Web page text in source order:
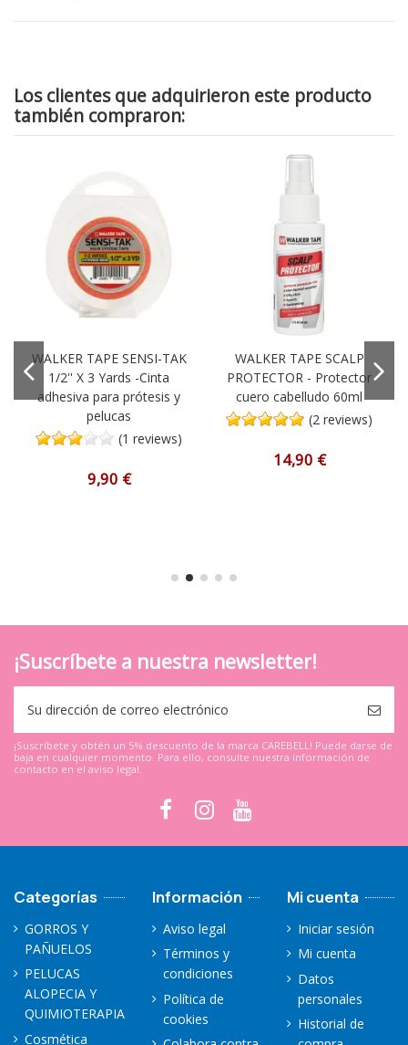
Los clientes que adquirieron este producto
también compraron:
WALKER TAPE SENSI-TAK
1/2'' X 3 Yards -Cinta
adhesiva para prótesis y
pelucas
(1 reviews)
9,90 €
WALKER TAPE SCALP
PROTECTOR - Protector
cuero cabelludo 60ml
(2 reviews)
14,90 €
¡Suscríbete a nuestra newsletter!
¡Suscríbete y obtén un 5% descuento de la marca CAREBELL! Puede darse de
baja en cualquier momento. Para ello, consulte nuestra información de
contacto en el aviso legal.
Categorías
GORROS Y
PAÑUELOS
PELUCAS
ALOPECIA Y
QUIMIOTERAPIA
Cosmética
Información
Aviso legal
Términos y
condiciones
Política de
cookies
Mi cuenta
Iniciar sesión
Mi cuenta
Datos
personales
Historial de